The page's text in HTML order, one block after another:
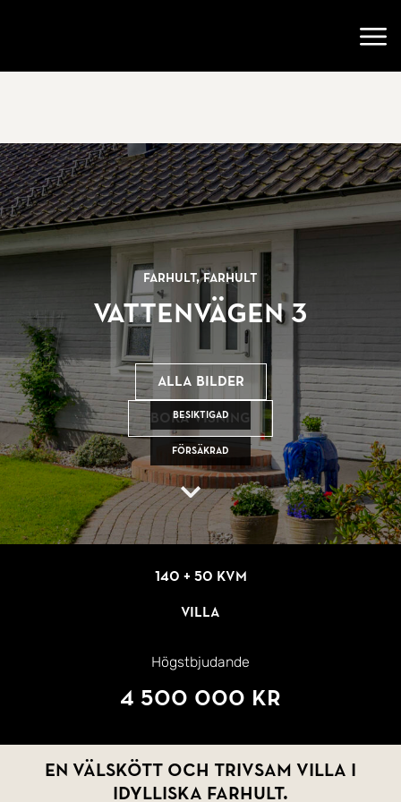
Farhult, Farhult
Vattenvägen 3
Besiktigad
Försäkrad
Alla bilder
Boka visning
140 + 50 kvm
Villa
Högstbjudande
4 500 000 kr
En välskött och trivsam villa i
idylliska Farhult.